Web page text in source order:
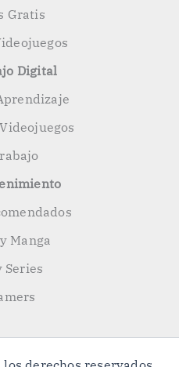
Gratis
Digital
Manga
Series